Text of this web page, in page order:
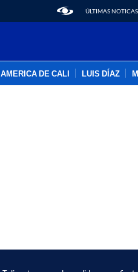
ÚLTIMAS NOTICAS
AMERICA DE CALI LUIS DÍAZ